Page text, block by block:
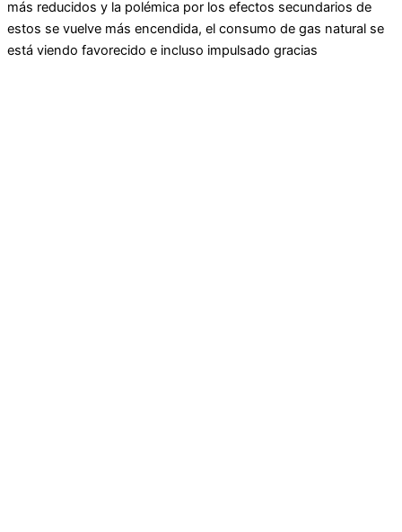
más reducidos y la polémica por los efectos secundarios de
estos se vuelve más encendida, el consumo de gas natural se
está viendo favorecido e incluso impulsado gracias